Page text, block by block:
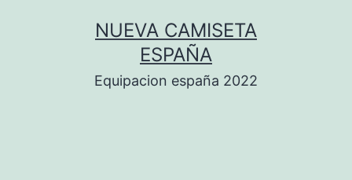
NUEVA CAMISETA
ESPAÑA
Equipacion españa 2022